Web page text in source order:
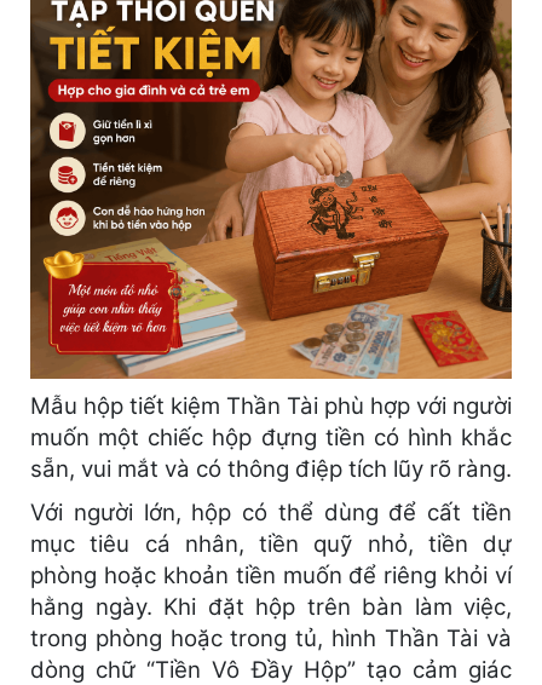
Mẫu hộp tiết kiệm Thần Tài phù hợp với người
muốn một chiếc hộp đựng tiền có hình khắc
sẵn, vui mắt và có thông điệp tích lũy rõ ràng.
Với người lớn, hộp có thể dùng để cất tiền
mục tiêu cá nhân, tiền quỹ nhỏ, tiền dự
phòng hoặc khoản tiền muốn để riêng khỏi ví
hằng ngày. Khi đặt hộp trên bàn làm việc,
trong phòng hoặc trong tủ, hình Thần Tài và
dòng chữ “Tiền Vô Đầy Hộp” tạo cảm giác